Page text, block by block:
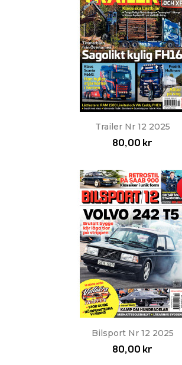
Trailer Nr 12 2025
80,00 kr
Bilsport Nr 12 2025
80,00 kr